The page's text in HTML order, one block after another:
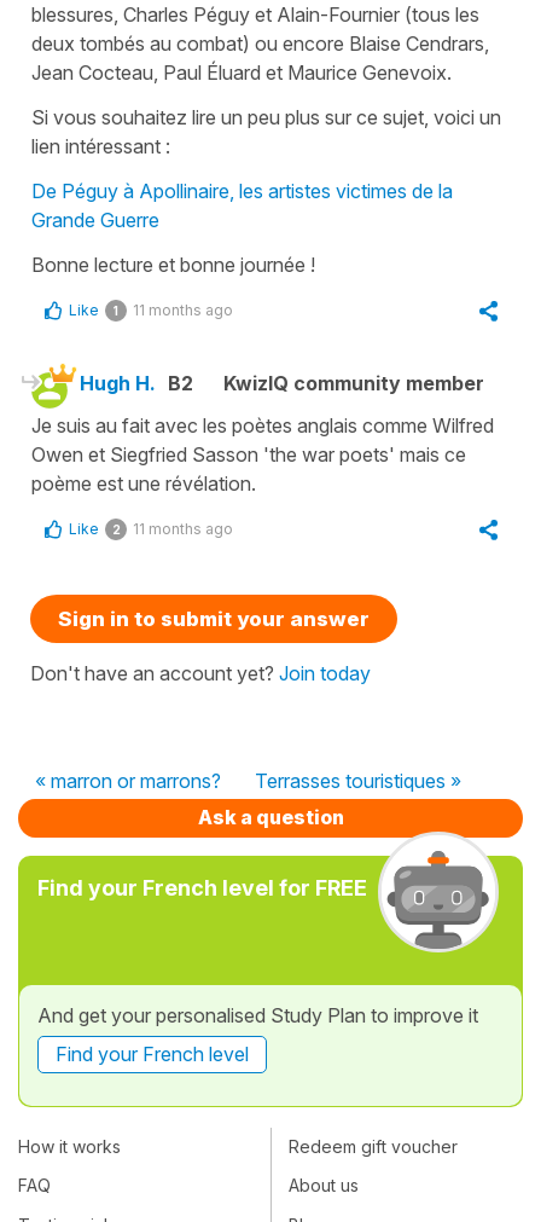
blessures, Charles Péguy et Alain-Fournier (tous les
deux tombés au combat) ou encore Blaise Cendrars,
Jean Cocteau, Paul Éluard et Maurice Genevoix.
Si vous souhaitez lire un peu plus sur ce sujet, voici un
lien intéressant :
De Péguy à Apollinaire, les artistes victimes de la
Grande Guerre
Bonne lecture et bonne journée !
Like 1 11 months ago
Hugh H. B2
KwizIQ community member
Je suis au fait avec les poètes anglais comme Wilfred
Owen et Siegfried Sasson 'the war poets' mais ce
poème est une révélation.
Like 2 11 months ago
Sign in to submit your answer
Don't have an account yet? Join today
« marron or marrons?
Terrasses touristiques »
Ask a question
Find your French level for FREE
And get your personalised Study Plan to improve it
Find your French level
How it works
FAQ
Redeem gift voucher
About us